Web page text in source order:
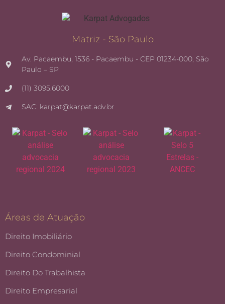
Matriz - São Paulo
Av. Pacaembu, 1536 - Pacaembu - CEP 01234-000, São
Paulo – SP
(11) 3095.6000
SAC: karpat@karpat.adv.br
Áreas de Atuação
Direito Imobiliário
Direito Condominial
Direito Do Trabalhista
Direito Empresarial